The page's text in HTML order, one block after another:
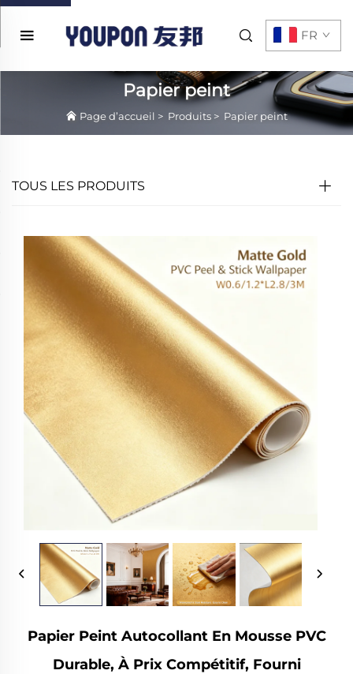
FR
Papier peint
Page d’accueil > Produits > Papier peint
TOUS LES PRODUITS
Papier Peint Autocollant En Mousse PVC
Durable, À Prix Compétitif, Fourni